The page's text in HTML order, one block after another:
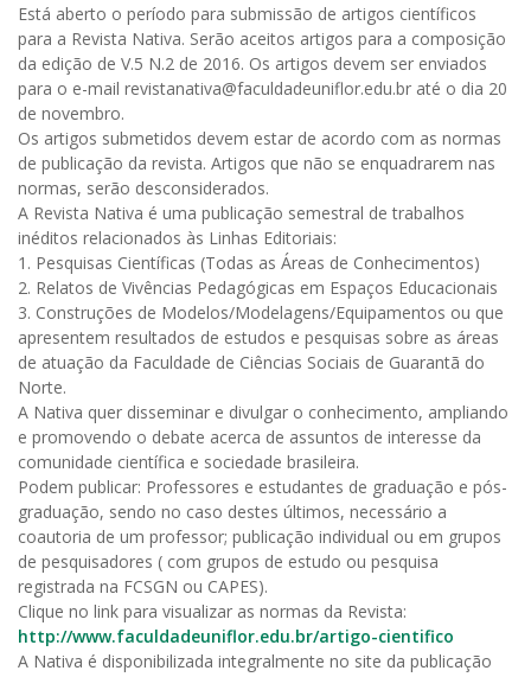
Está aberto o período para submissão de artigos científicos
para a Revista Nativa. Serão aceitos artigos para a composição
da edição de V.5 N.2 de 2016. Os artigos devem ser enviados
para o e-mail revistanativa@faculdadeuniflor.edu.br até o dia 20
de novembro.
Os artigos submetidos devem estar de acordo com as normas
de publicação da revista. Artigos que não se enquadrarem nas
normas, serão desconsiderados.
A Revista Nativa é uma publicação semestral de trabalhos
inéditos relacionados às Linhas Editoriais:
1. Pesquisas Científicas (Todas as Áreas de Conhecimentos)
2. Relatos de Vivências Pedagógicas em Espaços Educacionais
3. Construções de Modelos/Modelagens/Equipamentos ou que
apresentem resultados de estudos e pesquisas sobre as áreas
de atuação da Faculdade de Ciências Sociais de Guarantã do
Norte.
A Nativa quer disseminar e divulgar o conhecimento, ampliando
e promovendo o debate acerca de assuntos de interesse da
comunidade científica e sociedade brasileira.
Podem publicar: Professores e estudantes de graduação e pós-
graduação, sendo no caso destes últimos, necessário a
coautoria de um professor; publicação individual ou em grupos
de pesquisadores ( com grupos de estudo ou pesquisa
registrada na FCSGN ou CAPES).
Clique no link para visualizar as normas da Revista:
http://www.faculdadeuniflor.edu.br/artigo-cientifico
A Nativa é disponibilizada integralmente no site da publicação